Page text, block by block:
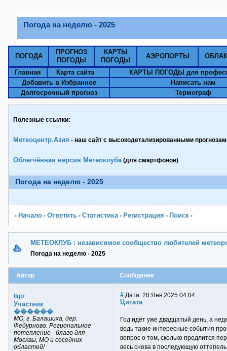
Погода на неделю - 2025
ПОГОДА
ПРОГНОЗ
ПОГОДЫ
КАРТЫ
ПОГОДЫ
АЭРОПОРТЫ
Главная Карта сайта
КАРТЫ ПОГОДЫ для
Добавить в Избранное
Написать нам
Долгосрочный прогноз
Термограф
Полезные ссылки:
Метеоцентр.Азия - наш сайт с высокодетализированными
Облегчённая версия Метеоклуба(для смартфонов)
Погода на неделю - 2025
- Начало - Ответить - Статистика- Pегистрация - Поиск -
МЕТЕОКЛУБ : независимое сообщество любителей
Погода на неделю - 2025
Автор Сообщение
Ilgiz
Участник
������
МО, г. Балашиха, дер.
Федурново. Региональное
потепление - благо для
Москвы, МО и соседних
областей!
# Дата: 20 Янв 2025 04:04
Цитата
Год идёт уже двадцатый день, а
ведь такие интересные события
вопрос о том, сколько продлится
весь снова в последующую